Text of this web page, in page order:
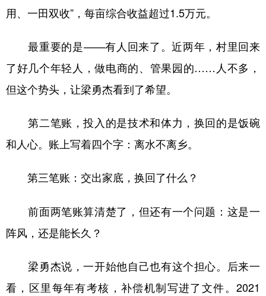
用、一田双收”，每亩综合收益超过1.5万元。
最重要的是——有人回来了。近两年，村里回来
了好几个年轻人，做电商的、管果园的……人不多，
但这个势头，让梁勇杰看到了希望。
第二笔账，投入的是技术和体力，换回的是饭碗
和人心。账上写着四个字：离水不离乡。
第三笔账：交出家底，换回了什么？
前面两笔账算清楚了，但还有一个问题：这是一
阵风，还是能长久？
梁勇杰说，一开始他自己也有这个担心。后来一
看，区里每年有考核，补偿机制写进了文件。2021